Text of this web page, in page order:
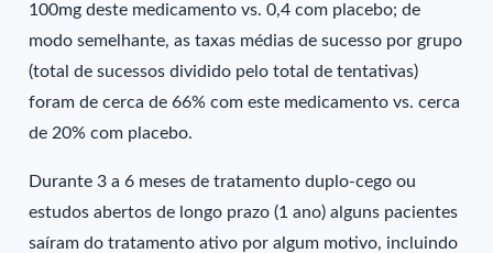
100mg deste medicamento vs. 0,4 com placebo; de
modo semelhante, as taxas médias de sucesso por grupo
(total de sucessos dividido pelo total de tentativas)
foram de cerca de 66% com este medicamento vs. cerca
de 20% com placebo.
Durante 3 a 6 meses de tratamento duplo-cego ou
estudos abertos de longo prazo (1 ano) alguns pacientes
saíram do tratamento ativo por algum motivo, incluindo